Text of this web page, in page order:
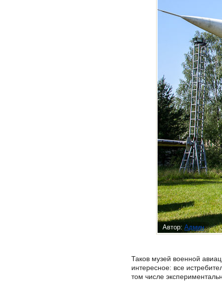
Автор: Админ
Таков музей военной
интересное: все
том числе